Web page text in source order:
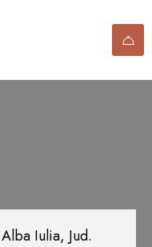
Iulia, Jud.